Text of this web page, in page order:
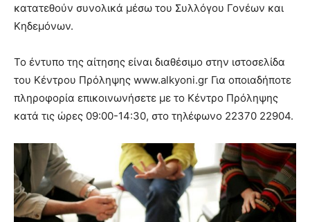
κατατεθούν συνολικά μέσω του Συλλόγου Γονέων και
Κηδεμόνων.
Το έντυπο της αίτησης είναι διαθέσιμο στην ιστοσελίδα
του Κέντρου Πρόληψης www.alkyoni.gr Για οποιαδήποτε
πληροφορία επικοινωνήσετε με το Κέντρο Πρόληψης
κατά τις ώρες 09:00-14:30, στο τηλέφωνο 22370 22904.